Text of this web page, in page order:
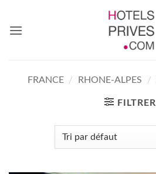
contenu
FRANCE / RHONE-ALPES /
FILTRER